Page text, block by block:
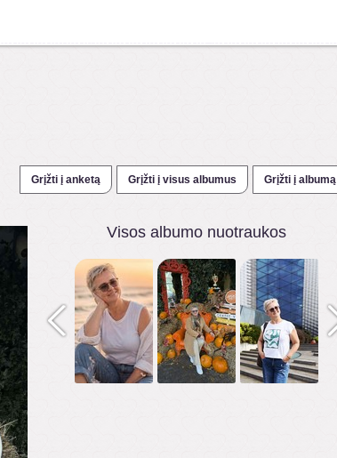
Grįžti į anketą Grįžti į visus albumus Grįžti į albumą
Visos albumo nuotraukos